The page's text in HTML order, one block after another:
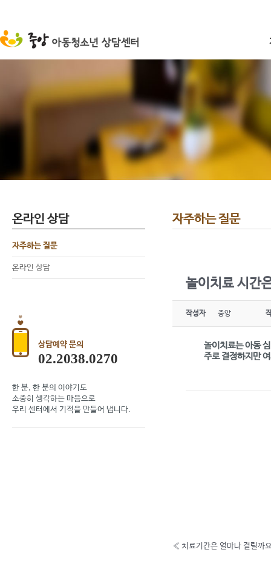
온라인 상담
자주하는 질문
온라인 상담
상담예약 문의
02.2038.0270
한 분, 한 분의 이야기도
소중히 생각하는 마음으로
우리 센터에서 기적을 만들어 냅니다.
자주하는 질문
놀이치료 시간
작성자 중앙
놀이치료는 아동
주로 결정하지만
« 치료기간은 얼마나 걸릴까